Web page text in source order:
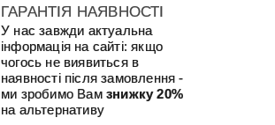
ГАРАНТІЯ НАЯВНОСТІ
У нас завжди актуальна
інформація на сайті: якщо
чогось не виявиться в
наявності після замовлення -
ми зробимо Вам знижку 20%
на альтернативу